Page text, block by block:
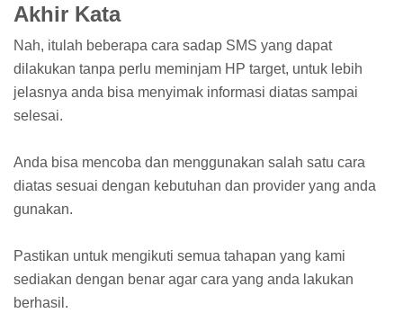
Akhir Kata
Nah, itulah beberapa cara sadap SMS yang dapat
dilakukan tanpa perlu meminjam HP target, untuk lebih
jelasnya anda bisa menyimak informasi diatas sampai
selesai.
Anda bisa mencoba dan menggunakan salah satu cara
diatas sesuai dengan kebutuhan dan provider yang anda
gunakan.
Pastikan untuk mengikuti semua tahapan yang kami
sediakan dengan benar agar cara yang anda lakukan
berhasil.